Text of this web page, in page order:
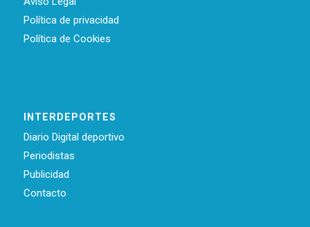
Política de privacidad
Política de Cookies
INTERDEPORTES
Diario Digital deportivo
Periodistas
Publicidad
Contacto